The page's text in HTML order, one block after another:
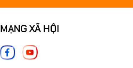
MẠNG XÃ HỘI